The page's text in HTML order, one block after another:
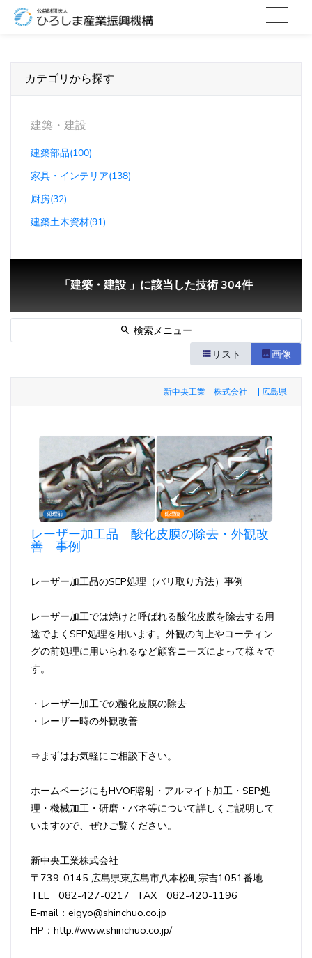
カテゴリから探す
建築・建設
建築部品(100)
家具・インテリア(138)
厨房(32)
建築土木資材(91)
「建築・建設 」に該当した技術 304件
検索メニュー
リスト
画像
新中央工業 株式会社 | 広島県
レーザー加工品 酸化皮膜の除去・外観改
善 事例
レーザー加工品のSEP処理（バリ取り方法）事例
レーザー加工では焼けと呼ばれる酸化皮膜を除去する用
途でよくSEP処理を用います。外観の向上やコーティン
グの前処理に用いられるなど顧客ニーズによって様々で
す。
・レーザー加工での酸化皮膜の除去
・レーザー時の外観改善
⇒まずはお気軽にご相談下さい。
ホームページにもHVOF溶射・アルマイト加工・SEP処
理・機械加工・研磨・バネ等について詳しくご説明して
いますので、ぜひご覧ください。
新中央工業株式会社
〒739-0145 広島県東広島市八本松町宗吉1051番地
TEL 082-427-0217 FAX 082-420-1196
E-mail：eigyo@shinchuo.co.jp
HP：http://www.shinchuo.co.jp/